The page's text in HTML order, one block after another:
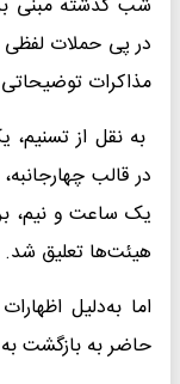
شب گذشته مبنی
در پی حملات لفظی
مذاکرات توضیحاتی
به نقل از تسنیم،
یک ساعت و نیم،
هیئت‌ها تعلیق شد.
اما به‌دلیل
حاضر به بازگشت